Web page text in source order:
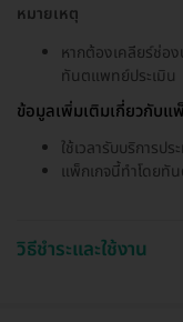
หมายเหตุ
หากต้องเคลียร์ช่อ
ทันตแพทย์ประเมิน
ข้อมูลเพิ่มเติมเกี่ยวกับแ
ใช้เวลารับบริการป
แพ็กเกจนี้ทำโดยทั
วิธีชำระและใช้งาน